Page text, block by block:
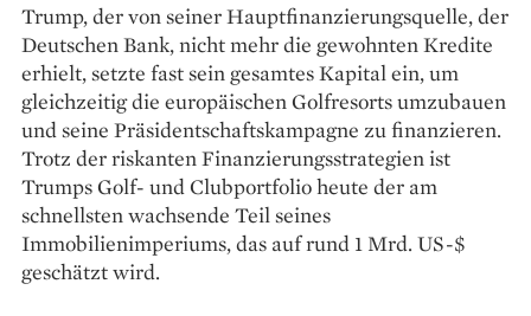
Trump, der von seiner Hauptfinanzierungsquelle, der
Deutschen Bank, nicht mehr die gewohnten Kredite
erhielt, setzte fast sein gesamtes Kapital ein, um
gleichzeitig die europäischen Golfresorts umzubauen
und seine Präsidentschaftskampagne zu finanzieren.
Trotz der riskanten Finanzierungsstrategien ist
Trumps Golf- und Clubportfolio heute der am
schnellsten wachsende Teil seines
Immobilienimperiums, das auf rund 1 Mrd. US-$
geschätzt wird.